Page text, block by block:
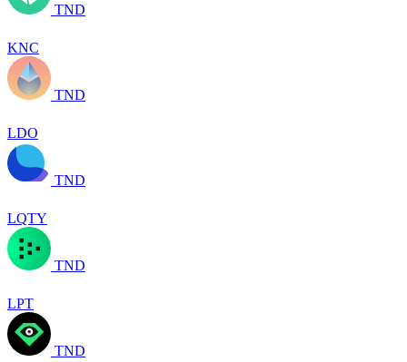
TND
KNC
TND
LDO
TND
LQTY
TND
LPT
TND